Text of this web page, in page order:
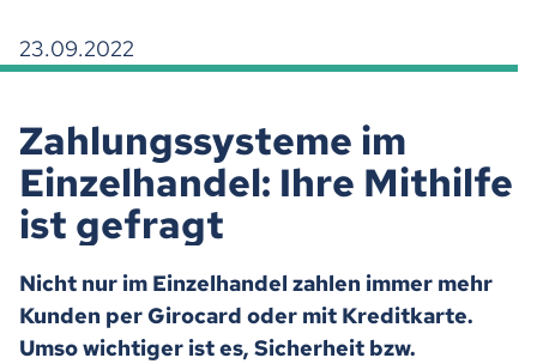
23.09.2022
Zahlungssysteme im
Einzelhandel: Ihre Mithilfe
ist gefragt
Nicht nur im Einzelhandel zahlen immer mehr
Kunden per Girocard oder mit Kreditkarte.
Umso wichtiger ist es, Sicherheit bzw.